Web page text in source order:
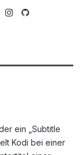
Be
Ins
ein „Subtitle
Kodi bei einer